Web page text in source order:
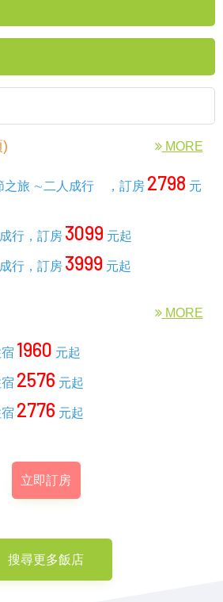
MORE
之旅 ∼二人成行 ，訂房 2798 元
行，訂房 3099 元起
行，訂房 3999 元起
MORE
1960 元起
2576 元起
2776 元起
立即訂房
搜尋更多飯店